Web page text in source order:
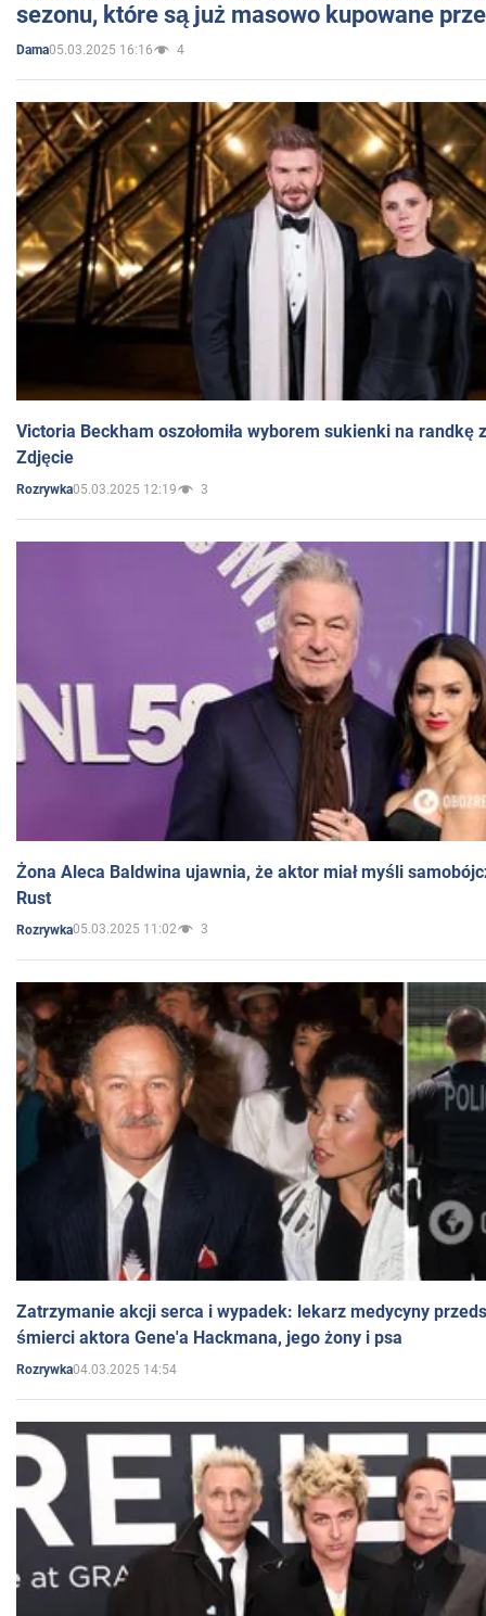
sezonu, które są już masowo kupowane
Dama05.03.2025 16:16 4
Victoria Beckham oszołomiła wyborem sukienki na randkę
Zdjęcie
Rozrywka05.03.2025 12:19 3
Żona Aleca Baldwina ujawnia, że aktor miał myśli
Rust
Rozrywka05.03.2025 11:02 3
Zatrzymanie akcji serca i wypadek: lekarz medycyny
śmierci aktora Gene'a Hackmana, jego żony i psa
Rozrywka04.03.2025 14:54